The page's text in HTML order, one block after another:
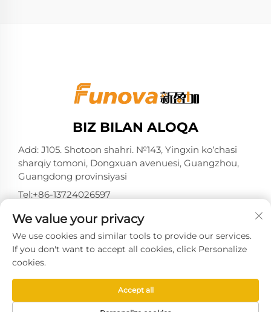
BIZ BILAN ALOQA
Add: J105. Shotoon shahri. №143, Yingxin ko‘chasi
sharqiy tomoni, Dongxuan avenuesi, Guangzhou,
Guangdong provinsiyasi
Tel:+86-13724026597
Elektron pochta:
[email protected]
Nashr huquqi Guangzhou Xinyingjia System
Technology Co., Ltd. tomonidan 2025-yilda
himoyalangan. -Maxfiylik siyosati
We value your privacy
We use cookies and similar tools to provide our services.
If you don't want to accept all cookies, click Personalize
cookies.
Accept all